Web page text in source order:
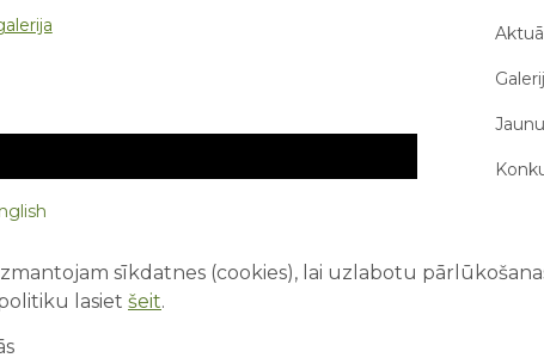
sīkdatnes (cookies), lai uzlabotu
lasiet šeit.